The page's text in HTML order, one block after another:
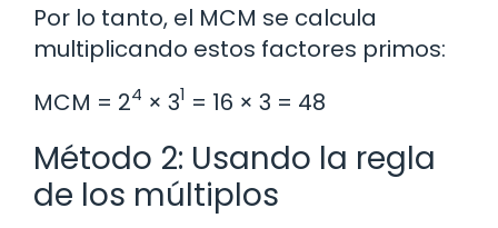
Por lo tanto, el MCM se calcula
multiplicando estos factores primos:
MCM = 24 × 31 = 16 × 3 = 48
Método 2: Usando la regla
de los múltiplos